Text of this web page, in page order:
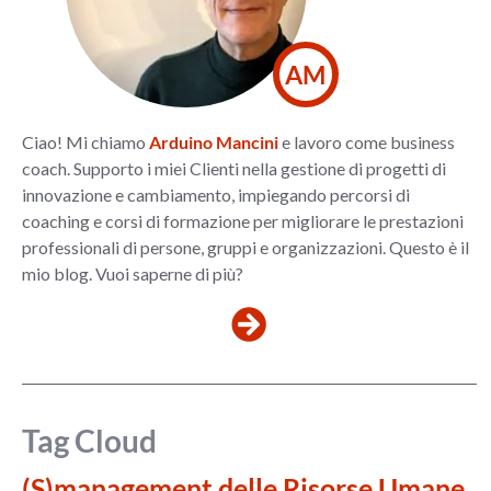
AM
Ciao! Mi chiamo Arduino Mancinie lavoro come business
coach. Supporto i miei Clienti nella gestione di progetti di
innovazione e cambiamento, impiegando percorsi di
coaching e corsi di formazione per migliorare le prestazioni
professionali di persone, gruppi e organizzazioni. Questo è il
mio blog. Vuoi saperne di più?
Tag Cloud